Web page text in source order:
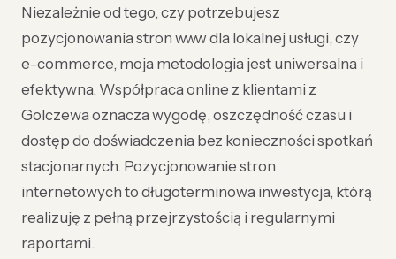
Niezależnie od tego, czy potrzebujesz
pozycjonowania stron www dla lokalnej usługi, czy
e-commerce, moja metodologia jest uniwersalna i
efektywna. Współpraca online z klientami z
Golczewa oznacza wygodę, oszczędność czasu i
dostęp do doświadczenia bez konieczności spotkań
stacjonarnych. Pozycjonowanie stron
internetowych to długoterminowa inwestycja, którą
realizuję z pełną przejrzystością i regularnymi
raportami.